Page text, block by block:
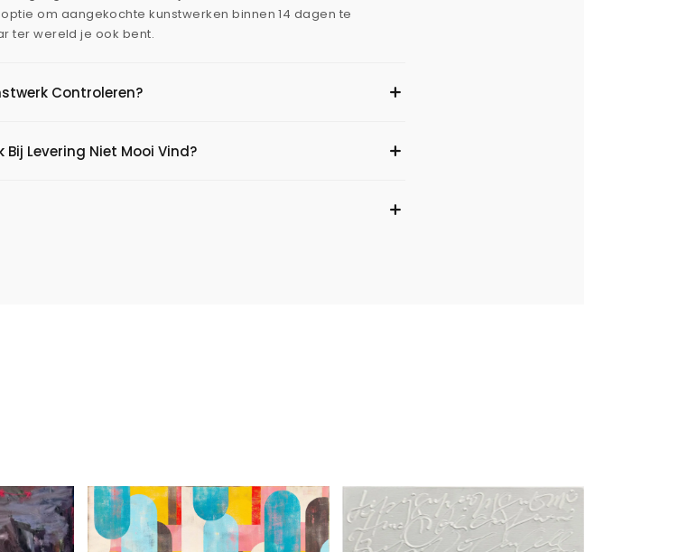
om aangekochte kunstwerken binnen 14 dagen te
ter wereld je ook bent.
Controleren?
Levering Niet Mooi Vind?